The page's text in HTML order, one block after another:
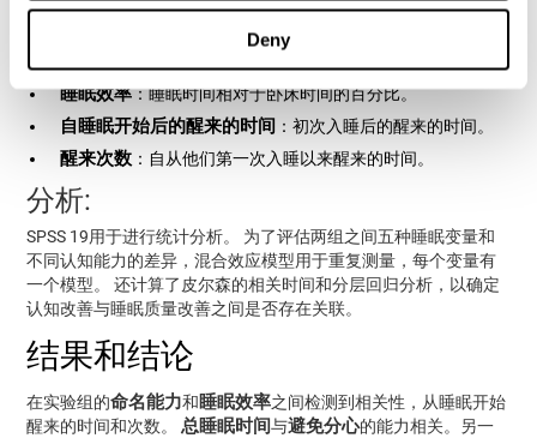
Deny
：从他们上床睡觉到起床。
睡眠效率：睡眠时间相对于卧床时间的百分比。
自睡眠开始后的醒来的时间 ：初次入睡后的醒来的时间。
醒来次数 ：自从他们第一次入睡以来醒来的时间。
分析:
SPSS 19用于进行统计分析。 为了评估两组之间五种睡眠变量和
不同认知能力的差异，混合效应模型用于重复测量，每个变量有
一个模型。 还计算了皮尔森的相关时间和分层回归分析，以确定
认知改善与睡眠质量改善之间是否存在关联。
结果和结论
在实验组的命名能力和睡眠效率之间检测到相关性，从睡眠开始
醒来的时间和次数。 总睡眠时间与避免分心的能力相关。另一